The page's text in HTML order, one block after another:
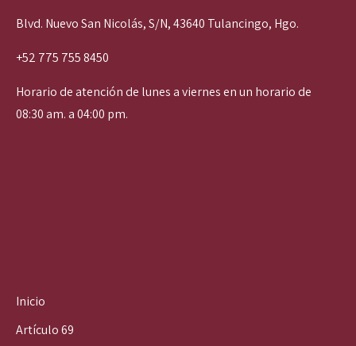
Blvd. Nuevo San Nicolás, S/N, 43640 Tulancingo, Hgo.
+52 775 755 8450
Horario de atención de lunes a viernes en un horario de
08:30 am. a 04:00 pm.
Inicio
Artículo 69